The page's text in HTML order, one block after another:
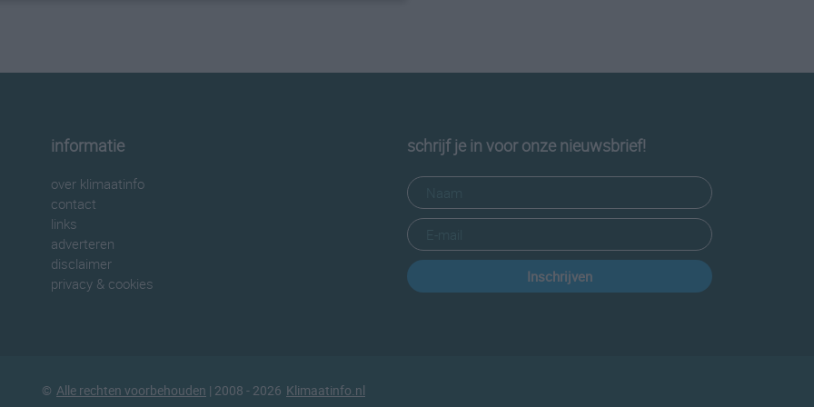
informatie
over klimaatinfo
contact
links
adverteren
disclaimer
privacy & cookies
schrijf je in voor onze nieuwsbrief!
Inschrijven
© Alle rechten voorbehouden | 2008 - 2026 Klimaatinfo.nl